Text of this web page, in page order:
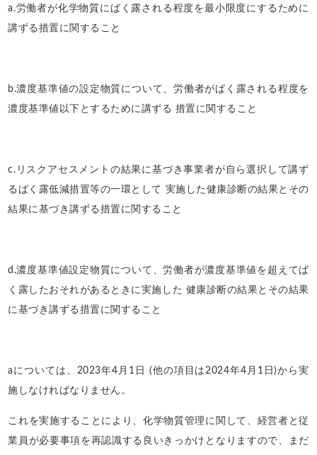
a.労働者が化学物質にばく露される程度を最小限度にするために
講ずる措置に関すること
b.濃度基準値の設定物質について、労働者がばく露される程度を
濃度基準値以下とするために講ずる 措置に関すること
c.リスクアセスメントの結果に基づき事業者が自ら選択して講ず
るばく露低減措置等の一環として 実施した健康診断の結果とその
結果に基づき講ずる措置に関すること
d.濃度基準値設定物質について、労働者が濃度基準値を超えてば
く露したおそれがあるときに実施した 健康診断の結果とその結果
に基づき講ずる措置に関すること
aについては、2023年4月1日 (他の項目は2024年4月1日)から実
施しなければなりません。
これを実施することにより、化学物質管理に関して、経営者と従
業員が必要事項を再認識する良いきっかけとなりますので、まだ